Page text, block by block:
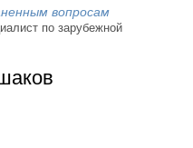
вопросам
по зарубежной